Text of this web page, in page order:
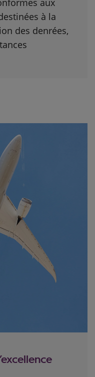
à la
des denrées,